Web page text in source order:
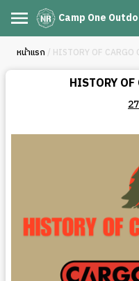
Camp One
หน้าแรก / HISTORY OF CARGO
HISTORY